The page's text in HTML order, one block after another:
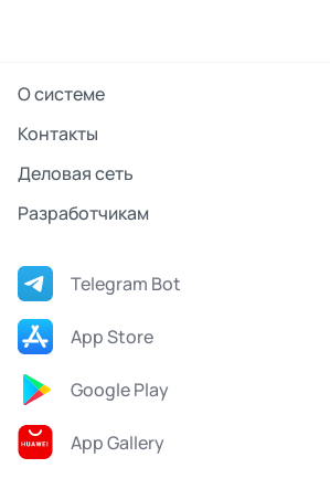
О системе
Контакты
Деловая сеть
Разработчикам
Telegram Bot
App Store
Google Play
App Gallery